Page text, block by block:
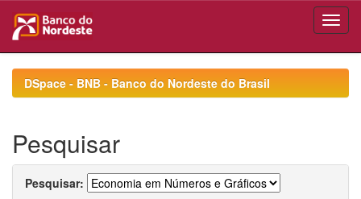
navigationDSpace - BNB - Banco do Nordeste do Brasil
Pesquisar
Pesquisar: